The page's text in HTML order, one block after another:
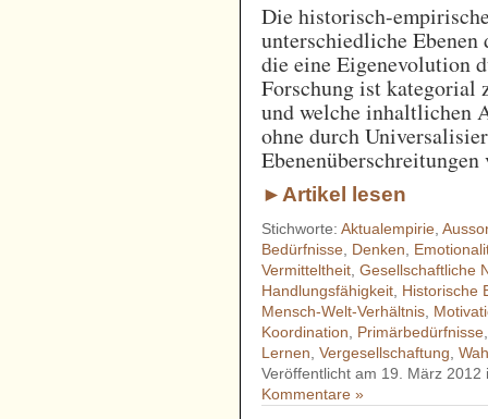
Die historisch-
unterschiedliche
die eine Eigenevolution
Forschung ist kategorial
und welche inhaltlichen
ohne durch
Ebenenüberschreitungen
►Artikel lesen
Stichworte:Aktualempirie ,
Bedürfnisse Denken
Vermitteltheit ,Gesellschaftliche
Handlungsfähigkeit Historische
Mensch-Welt-Verhältnis
Koordination
Primärbedürfnisse
Lernen ,Vergesellschaftung ,
Veröffentlicht am 19. März
Kommentare »